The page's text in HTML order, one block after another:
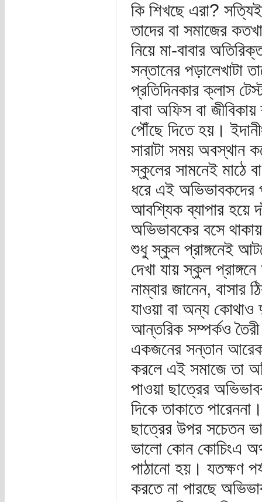
কি শিখছে এরা?
তাদের বা সমাজের
নিয়ে মা-বাবার
সন্তানের পড়ালেখাটা
প্রতিদিনকার ক্লাস
বাবা অফিস বা
পৌঁছে দিতে হয়।
সারাটা সময় অবস্থান
স্কুলের সামনেই মাঠে বা
ধরে এই অভিভাবকদের
আবশ্যিক ব্যাপার হয়ে
অভিভাবকের বসে
শুধু স্কুল প্রাঙ্গনেই
দেখা যায় স্কুল
নাম্বার জানেন, বাসার
যাওয়া বা অন্য কোথাও
আন্তরিক সম্পর্কও
একজনের সন্তান
করলে এই সমাজে তা
পাওয়া ছাত্রের
দিকে তাকাতে
ছাত্রের উপর সচেতন
ভালো কোন কোচিংএ
পাঠানো হয়। যতক্ষণ
করতে না পারছে